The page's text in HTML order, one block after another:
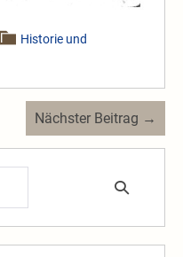
Historie und
Nächster Beitrag →